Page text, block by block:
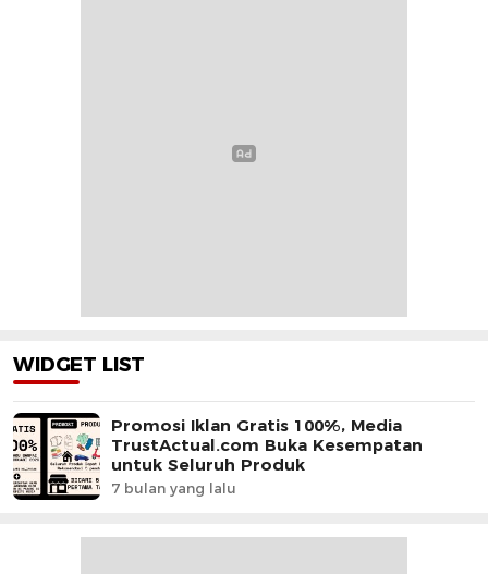
WIDGET LIST
Promosi Iklan Gratis 100%, Media
TrustActual.com Buka Kesempatan
untuk Seluruh Produk
7 bulan yang lalu